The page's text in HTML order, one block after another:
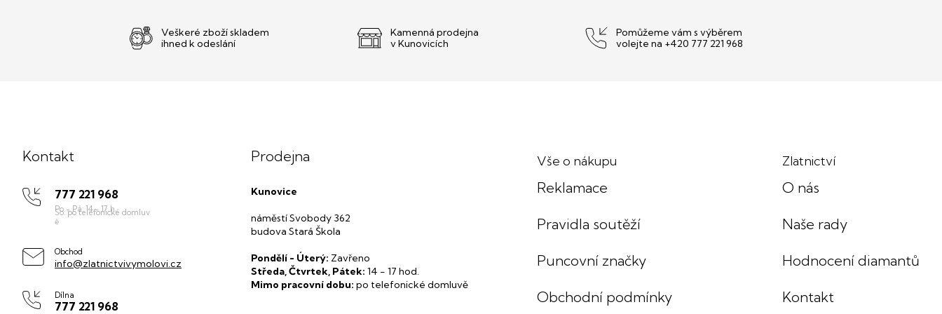
Veškeré zboží skladem
ihned k odeslání
Kamenná prodejna
v Kunovicích
Pomůžeme vám s výběrem
volejte na +420 777 221 968
Kontakt
777 221 968
Obchod
info@zlatnictvivymolovi.cz
Dílna
777 221 968
Prodejna
Kunovice
náměstí Svobody 362
budova Stará Škola
Pondělí - Úterý: Zavřeno
Středa, Čtvrtek, Pátek: 14 - 17 hod.
Mimo pracovní dobu: po telefonické domluvě
Vše o nákupu
Reklamace
Pravidla soutěží
Puncovní značky
Obchodní podmínky
Zlatnictví
O nás
Naše rady
Hodnocení diamantů
Kontakt